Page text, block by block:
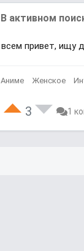
В активном
всем привет, ищу
Аниме Женское
3 1